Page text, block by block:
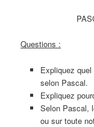
Questions :
Expliquez
selon Pascal.
Expliquez
Selon Pascal,
ou sur toute